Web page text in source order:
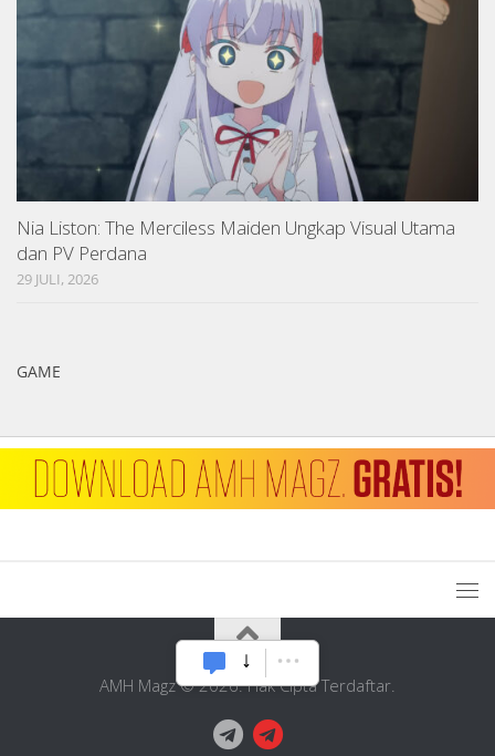
Nia Liston: The Merciless Maiden Ungkap Visual Utama
dan PV Perdana
29 JULI, 2026
GAME
AMH Magz © 2026. Hak Cipta Terdaftar.